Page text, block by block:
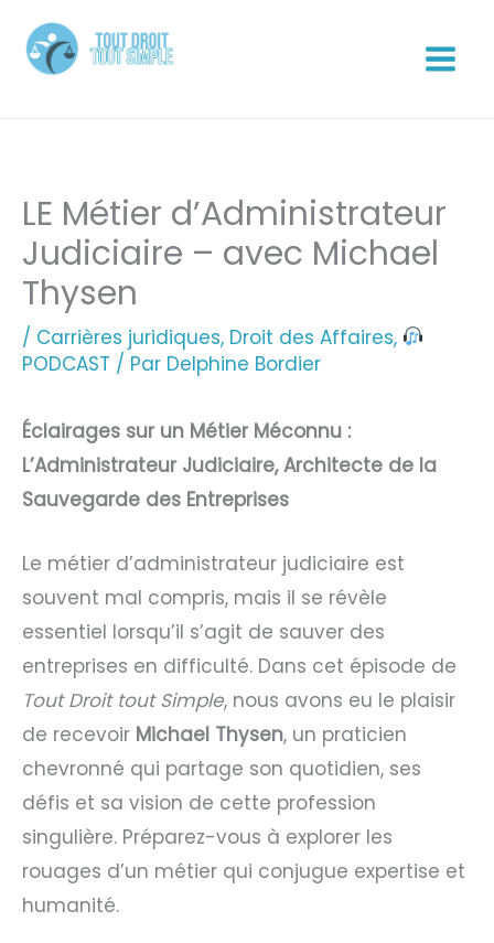
contenu
LE Métier d’Administrateur
Judiciaire – avec Michael
Thysen
/ Carrières juridiques, Droit des Affaires,
PODCAST / Par Delphine Bordier
Éclairages sur un Métier Méconnu :
L’Administrateur Judiciaire, Architecte de la
Sauvegarde des Entreprises
Le métier d’administrateur judiciaire est
souvent mal compris, mais il se révèle
essentiel lorsqu’il s’agit de sauver des
entreprises en difficulté. Dans cet épisode de
Tout Droit tout Simple, nous avons eu le plaisir
de recevoir Michael Thysen, un praticien
chevronné qui partage son quotidien, ses
défis et sa vision de cette profession
singulière. Préparez-vous à explorer les
rouages d’un métier qui conjugue expertise et
humanité.